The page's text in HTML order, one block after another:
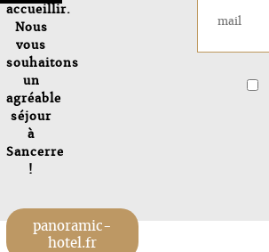
accueillir.
Nous
vous
souhaitons
un
agréable
séjour
à
Sancerre
!
panoramic-
hotel.fr